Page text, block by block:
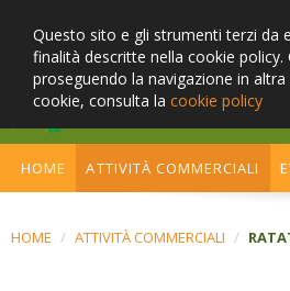
Questo sito e gli strumenti terzi da
finalità descritte nella cookie
proseguendo la navigazione in
cookie, consulta la cookie policy
HOME ATTIVITÀ COMMERCIALI
HOME / ATTIVITÀ COMMERCIALI /